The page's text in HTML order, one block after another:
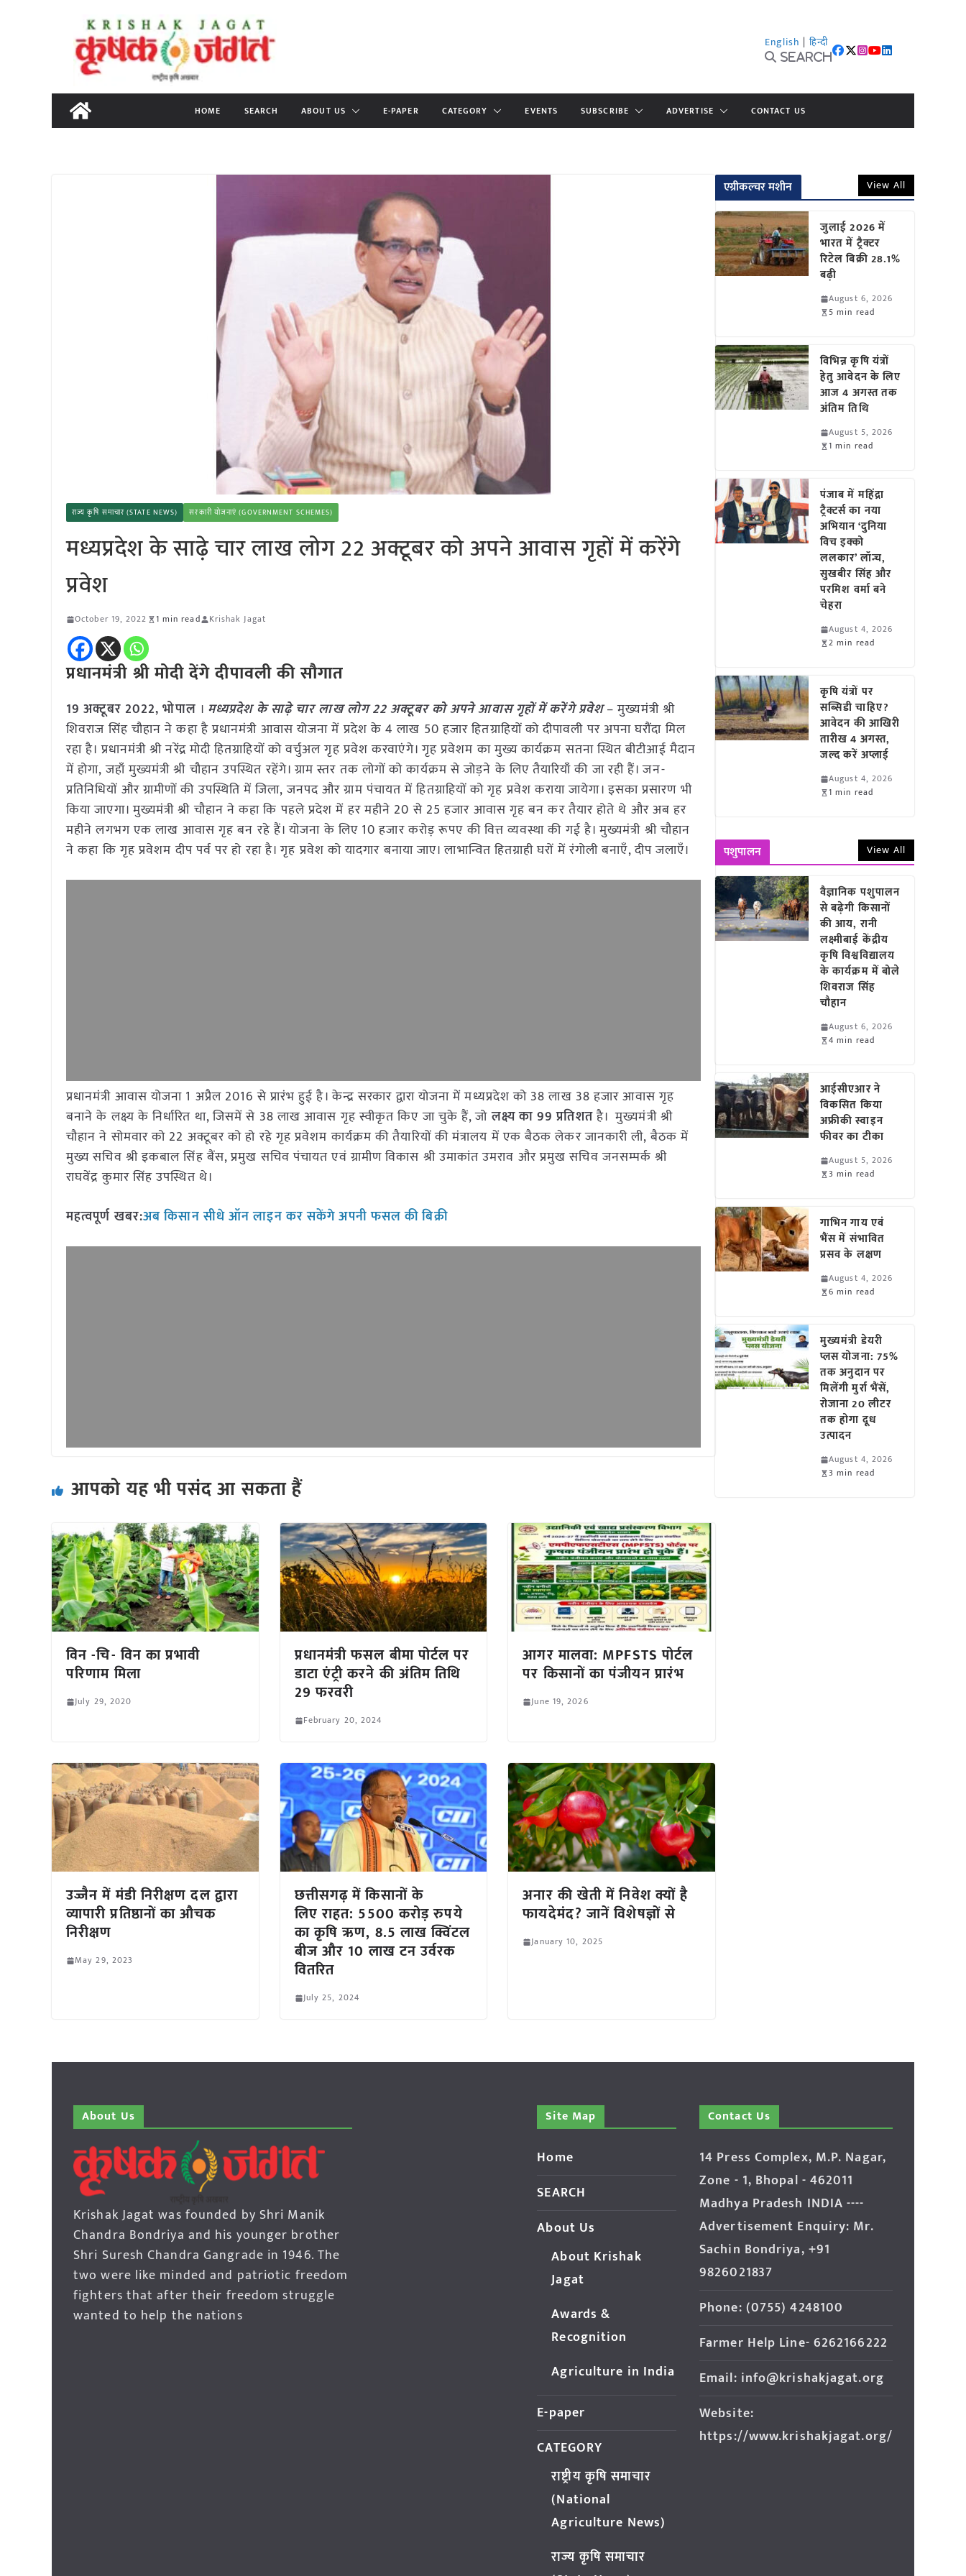
content
English | हिन्दी
Search
HOME SEARCH ABOUT US E-PAPER CATEGORY EVENTS SUBSCRIBE ADVERTISE CONTACT US
राज्य कृषि समाचार (STATE NEWS) सरकारी योजनाएं (GOVERNMENT SCHEMES)
मध्यप्रदेश के साढ़े चार लाख लोग 22 अक्टूबर को अपने आवास गृहों में करेंगे
प्रवेश
October 19, 2022 1 min read Krishak Jagat
प्रधानमंत्री श्री मोदी देंगे दीपावली की सौगात
19 अक्टूबर 2022,भोपाल । मध्यप्रदेश के साढ़े चार लाख लोग 22 अक्टूबर को अपने आवास गृहों में करेंगे प्रवेश– मुख्यमंत्री श्री
शिवराज सिंह चौहान ने कहा है प्रधानमंत्री आवास योजना में प्रदेश के 4 लाख 50 हजार हितग्राहियों को दीपावली पर अपना घरौंदा मिल
रहा है। प्रधानमंत्री श्री नरेंद्र मोदी हितग्राहियों को वर्चुअल गृह प्रवेश करवाएंगे। गृह प्रवेशम का मुख्य कार्यक्रम सतना स्थित बीटीआई मैदान
में होगा, जहाँ मुख्यमंत्री श्री चौहान उपस्थित रहेंगे। ग्राम स्तर तक लोगों को कार्यक्रम से जोड़ने के लिए तैयारियाँ की जा रही हैं। जन-
प्रतिनिधियों और ग्रामीणों की उपस्थिति में जिला, जनपद और ग्राम पंचायत में हितग्राहियों को गृह प्रवेश कराया जायेगा। इसका प्रसारण भी
किया जाएगा। मुख्यमंत्री श्री चौहान ने कहा कि पहले प्रदेश में हर महीने 20 से 25 हजार आवास गृह बन कर तैयार होते थे और अब हर
महीने लगभग एक लाख आवास गृह बन रहे हैं। योजना के लिए 10 हजार करोड़ रूपए की वित्त व्यवस्था की गई है। मुख्यमंत्री श्री चौहान
ने कहा कि गृह प्रवेशम दीप पर्व पर हो रहा है। गृह प्रवेश को यादगार बनाया जाए। लाभान्वित हितग्राही घरों में रंगोली बनाएँ, दीप जलाएँ।
प्रधानमंत्री आवास योजना 1 अप्रैल 2016 से प्रारंभ हुई है। केन्द्र सरकार द्वारा योजना में मध्यप्रदेश को 38 लाख 38 हजार आवास गृह
बनाने के लक्ष्य के निर्धारित था, जिसमें से 38 लाख आवास गृह स्वीकृत किए जा चुके हैं, जोलक्ष्य का 99 प्रतिशतहै। मुख्यमंत्री श्री
चौहान ने सोमवार को 22 अक्टूबर को हो रहे गृह प्रवेशम कार्यक्रम की तैयारियों की मंत्रालय में एक बैठक लेकर जानकारी ली, बैठक में
मुख्य सचिव श्री इकबाल सिंह बैंस, प्रमुख सचिव पंचायत एवं ग्रामीण विकास श्री उमाकांत उमराव और प्रमुख सचिव जनसम्पर्क श्री
राघवेंद्र कुमार सिंह उपस्थित थे।
महत्वपूर्ण खबर:अब किसान सीधे ऑन लाइन कर सकेंगे अपनी फसल की बिक्री
आपको यह भी पसंद आ सकता हैं
विन -चि- विन का प्रभावी
परिणाम मिला
July 29, 2020
प्रधानमंत्री फसल बीमा पोर्टल पर
डाटा एंट्री करने की अंतिम तिथि
29 फरवरी
February 20, 2024
आगर मालवा: MPFSTS पोर्टल
पर किसानों का पंजीयन प्रारंभ
June 19, 2026
उज्जैन में मंडी निरीक्षण दल द्वारा
व्यापारी प्रतिष्ठानों का औचक
निरीक्षण
May 29, 2023
छत्तीसगढ़ में किसानों के
लिए राहत: 5500 करोड़ रुपये
का कृषि ऋण, 8.5 लाख क्विंटल
बीज और 10 लाख टन उर्वरक
वितरित
July 25, 2024
अनार की खेती में निवेश क्यों है
फायदेमंद? जानें विशेषज्ञों से
January 10, 2025
एग्रीकल्चर मशीन View All
जुलाई 2026 में
भारत में ट्रैक्टर
रिटेल बिक्री 28.1%
बढ़ी
August 6, 2026
5 min read
विभिन्न कृषि यंत्रों
हेतु आवेदन के लिए
आज 4 अगस्त तक
अंतिम तिथि
August 5, 2026
1 min read
पंजाब में महिंद्रा
ट्रैक्टर्स का नया
अभियान ‘दुनिया
विच इक्को
ललकार’ लॉन्च,
सुखबीर सिंह और
परमिश वर्मा बने
चेहरा
August 4, 2026
2 min read
कृषि यंत्रों पर
सब्सिडी चाहिए?
आवेदन की आखिरी
तारीख 4 अगस्त,
जल्द करें अप्लाई
August 4, 2026
1 min read
पशुपालन View All
वैज्ञानिक पशुपालन
से बढ़ेगी किसानों
की आय, रानी
लक्ष्मीबाई केंद्रीय
कृषि विश्वविद्यालय
के कार्यक्रम में बोले
शिवराज सिंह
चौहान
August 6, 2026
4 min read
आईसीएआर ने
विकसित किया
अफ्रीकी स्वाइन
फीवर का टीका
August 5, 2026
3 min read
गाभिन गाय एवं
भैंस में संभावित
प्रसव के लक्षण
August 4, 2026
6 min read
मुख्यमंत्री डेयरी
प्लस योजना: 75%
तक अनुदान पर
मिलेंगी मुर्रा भैंसें,
रोजाना 20 लीटर
तक होगा दूध
उत्पादन
August 4, 2026
3 min read
About Us
Krishak Jagat was founded by Shri Manik
Chandra Bondriya and his younger brother
Shri Suresh Chandra Gangrade in 1946. The
two were like minded and patriotic freedom
fighters that after their freedom struggle
wanted to help the nations
Site Map
Home
SEARCH
About Us
About Krishak
Jagat
Awards &
Recognition
Agriculture in India
E-paper
CATEGORY
राष्ट्रीय कृषि समाचार
(National
Agriculture News)
राज्य कृषि समाचार
Contact Us
14 Press Complex, M.P. Nagar,
Zone - 1, Bhopal - 462011
Madhya Pradesh INDIA ----
Advertisement Enquiry: Mr.
Sachin Bondriya, +91
9826021837
Phone: (0755) 4248100
Farmer Help Line- 6262166222
Email: info@krishakjagat.org
Website:
https://www.krishakjagat.org/